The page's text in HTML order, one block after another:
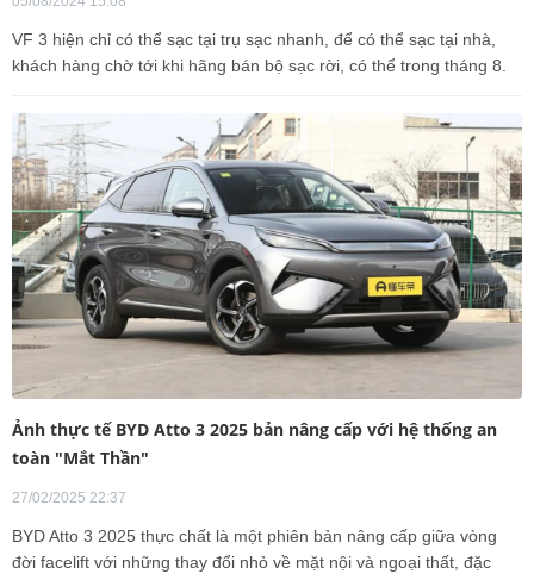
VF 3 hiện chỉ có thể sạc tại trụ sạc nhanh, để có thể sạc tại nhà,
khách hàng chờ tới khi hãng bán bộ sạc rời, có thể trong tháng 8.
Ảnh thực tế BYD Atto 3 2025 bản nâng cấp với hệ thống an
toàn "Mắt Thần"
27/02/2025 22:37
BYD Atto 3 2025 thực chất là một phiên bản nâng cấp giữa vòng
đời facelift với những thay đổi nhỏ về mặt nội và ngoại thất, đặc